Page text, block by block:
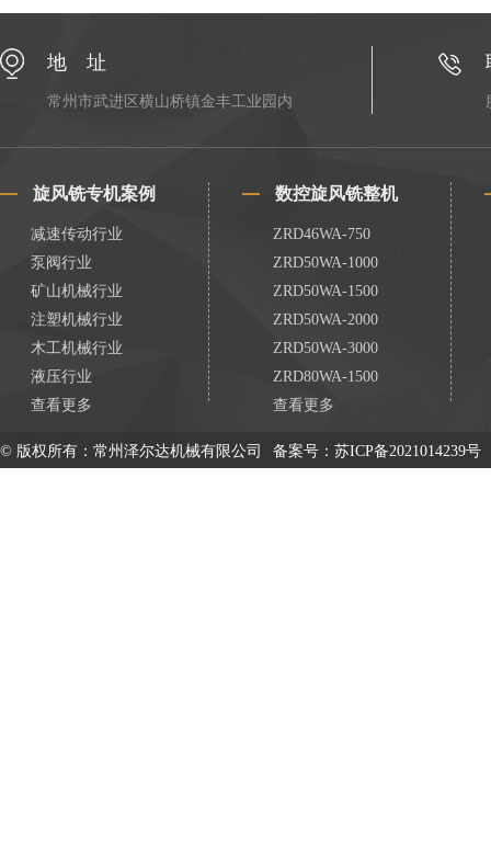
地 址
常州市武进区横山桥镇金丰工业园内
旋风铣专机案例
减速传动行业
泵阀行业
矿山机械行业
注塑机械行业
木工机械行业
液压行业
查看更多
数控旋风铣整机
ZRD46WA-750
ZRD50WA-1000
ZRD50WA-1500
ZRD50WA-2000
ZRD50WA-3000
ZRD80WA-1500
查看更多
© 版权所有：常州泽尔达机械有限公司 备案号： 苏ICP备2021014239号